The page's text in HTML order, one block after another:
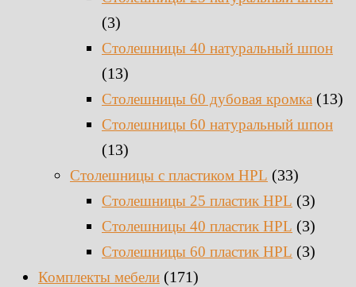
(3)
Столешницы 40 натуральный шпон
(13)
Столешницы 60 дубовая кромка (13)
Столешницы 60 натуральный шпон
(13)
Столешницы c пластиком HPL (33)
Столешницы 25 пластик HPL (3)
Столешницы 40 пластик HPL (3)
Столешницы 60 пластик HPL (3)
Комплекты мебели (171)